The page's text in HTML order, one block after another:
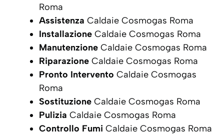
Roma
Assistenza Caldaie Cosmogas Roma
Installazione Caldaie Cosmogas Roma
Manutenzione Caldaie Cosmogas Roma
Riparazione Caldaie Cosmogas Roma
Pronto Intervento Caldaie Cosmogas
Roma
Sostituzione Caldaie Cosmogas Roma
Pulizia Caldaie Cosmogas Roma
Controllo Fumi Caldaie Cosmogas Roma